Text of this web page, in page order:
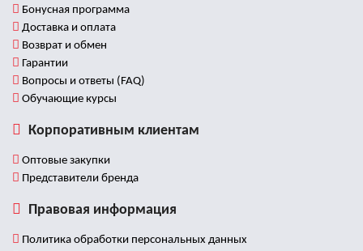
Бонусная программа
Доставка и оплата
Возврат и обмен
Гарантии
Вопросы и ответы (FAQ)
Обучающие курсы
Корпоративным клиентам
Оптовые закупки
Представители бренда
Правовая информация
Политика обработки персональных данных